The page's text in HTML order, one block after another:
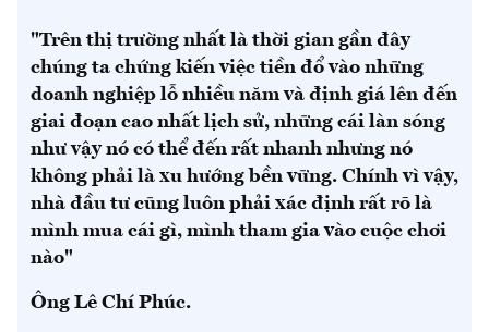
"Trên thị trường nhất là thời gian gần đây
chúng ta chứng kiến việc tiền đổ vào những
doanh nghiệp lỗ nhiều năm và định giá lên đến
giai đoạn cao nhất lịch sử, những cái làn sóng
như vậy nó có thể đến rất nhanh nhưng nó
không phải là xu hướng bền vững. Chính vì vậy,
nhà đầu tư cũng luôn phải xác định rất rõ là
mình mua cái gì, mình tham gia vào cuộc chơi
nào"
Ông Lê Chí Phúc.